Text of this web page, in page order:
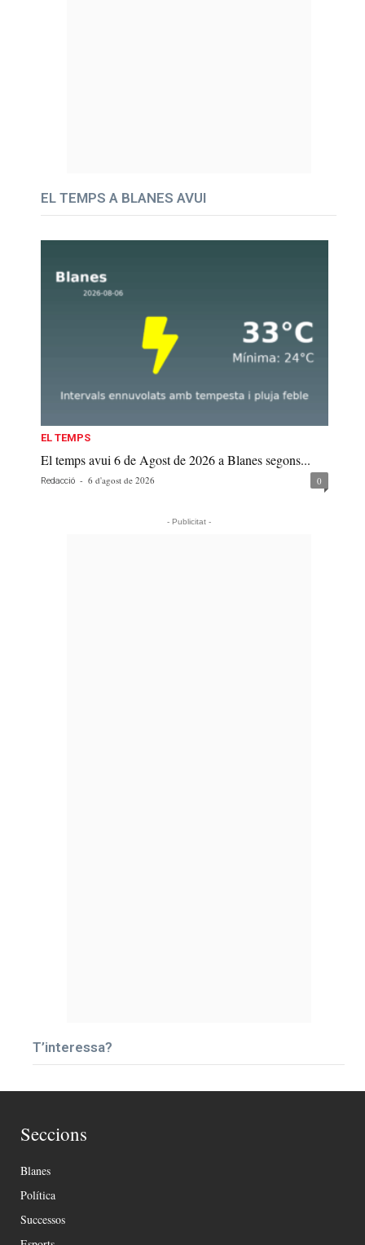
EL TEMPS A BLANES AVUI
EL TEMPS
El temps avui 6 de Agost de 2026 a Blanes segons...
Redacció - 6 d'agost de 2026 0
- Publicitat -
T’interessa?
Seccions
Blanes
Política
Successos